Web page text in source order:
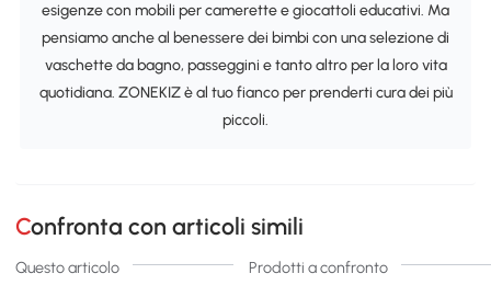
esigenze con mobili per camerette e giocattoli educativi. Ma
pensiamo anche al benessere dei bimbi con una selezione di
vaschette da bagno, passeggini e tanto altro per la loro vita
quotidiana. ZONEKIZ è al tuo fianco per prenderti cura dei più
piccoli.
Confronta con articoli simili
Questo articolo Prodotti a confronto